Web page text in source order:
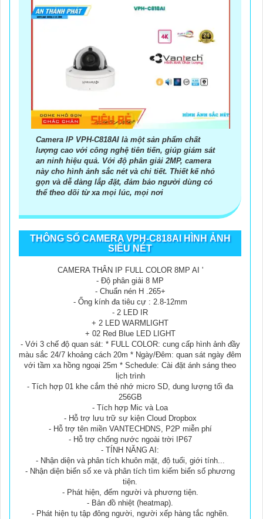
Camera IP VPH-C818AI là một sản phẩm chất
lượng cao với công nghệ tiên tiến, giúp giám sát
an ninh hiệu quả. Với độ phân giải 2MP, camera
này cho hình ảnh sắc nét và chi tiết. Thiết kế nhỏ
gọn và dễ dàng lắp đặt, đảm bảo người dùng có
thể theo dõi từ xa mọi lúc, mọi nơi
THÔNG SỐ CAMERA VPH-C818AI HÌNH ẢNH
SIÊU NÉT
CAMERA THÂN IP FULL COLOR 8MP AI '
- Độ phân giải 8 MP
- Chuẩn nén H .265+
- Ống kính đa tiêu cự : 2.8-12mm
- 2 LED IR
+ 2 LED WARMLIGHT
+ 02 Red Blue LED LIGHT
- Với 3 chế độ quan sát: * FULL COLOR: cung cấp hình ảnh đầy
màu sắc 24/7 khoảng cách 20m * Ngày/Đêm: quan sát ngày đêm
với tầm xa hồng ngoại 25m * Schedule: Cài đặt ánh sáng theo
lịch trình
- Tích hợp 01 khe cắm thẻ nhớ micro SD, dung lượng tối đa
256GB
- Tích hợp Mic và Loa
- Hỗ trợ lưu trữ sự kiện Cloud Dropbox
- Hỗ trợ tên miền VANTECHDNS, P2P miễn phí
- Hỗ trợ chống nước ngoài trời IP67
- TÍNH NĂNG AI:
- Nhận diện và phân tích khuôn mặt, độ tuổi, giới tính...
- Nhận diện biển số xe và phân tích tìm kiếm biển số phương
tiện.
- Phát hiện, đếm người và phương tiện.
- Bản đồ nhiệt (heatmap).
- Phát hiện tụ tập đông người, người xếp hàng tắc nghẽn.